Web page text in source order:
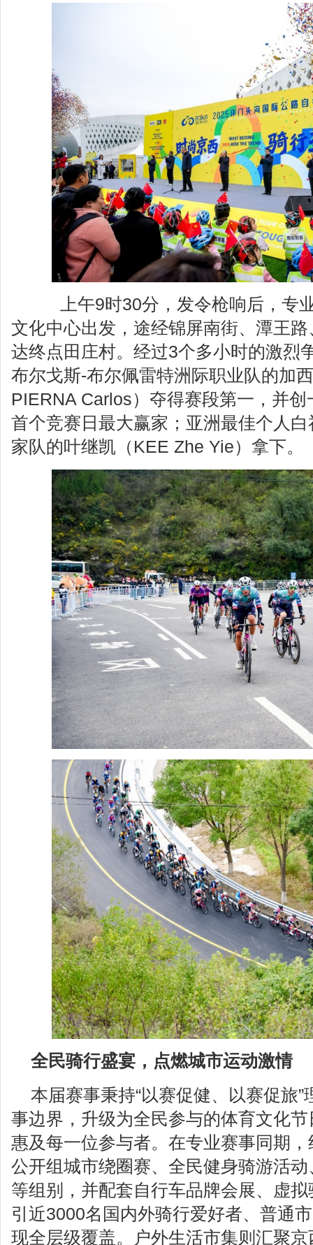
上午9时30分，发令枪响后，专
文化中心出发，途经锦屏南街、潭王
达终点田庄村。经过3个多小时的激烈
布尔戈斯-布尔佩雷特洲际职业队的加
PIERNA Carlos）夺得赛段第一，并
首个竞赛日最大赢家；亚洲最佳个人
家队的叶继凯（KEE Zhe Yie）拿下。
全民骑行盛宴，点燃城市运动激情
本届赛事秉持“以赛促健、以赛促旅
事边界，升级为全民参与的体育文化
惠及每一位参与者。在专业赛事同期
公开组城市绕圈赛、全民健身骑游活
等组别，并配套自行车品牌会展、虚
引近3000名国内外骑行爱好者、普通
现全层级覆盖。户外生活市集则汇聚